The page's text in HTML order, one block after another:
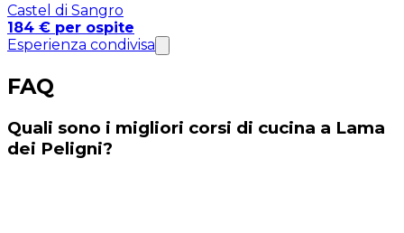
Castel di Sangro
184 € per ospite
Esperienza condivisa
FAQ
Quali sono i migliori corsi di cucina a Lama
dei Peligni?